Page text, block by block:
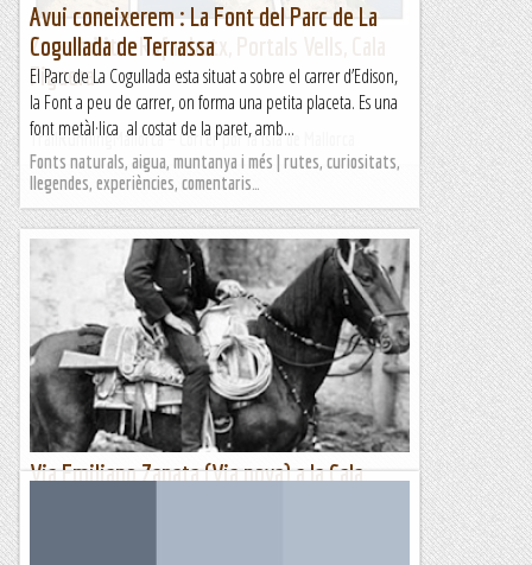
Zona militar Rafaubetx, Portals Vells, Cala
Figuera
TrailRunningMallorca – Correr por la isla de Mallorca
Avui coneixerem : La Font del Parc de La
Cogullada de Terrassa
El Parc de La Cogullada esta situat a sobre el carrer d’Edison,
la Font a peu de carrer, on forma una petita placeta. Es una
font metàl·lica al costat de la paret, amb...
Fonts naturals, aigua, muntanya i més | rutes, curiositats,
llegendes, experiències, comentaris…
Via Emiliano Zapata (Via nova) a la Cala